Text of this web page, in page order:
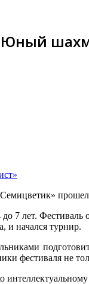
7 лет. Фестиваль
и начался турнир.
фестиваля не